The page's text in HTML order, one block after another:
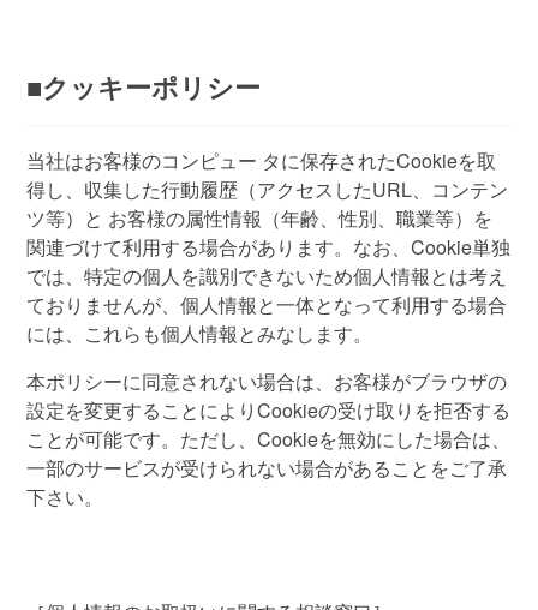
■クッキーポリシー
当社はお客様のコンピュー タに保存されたCookieを取
得し、収集した行動履歴（アクセスしたURL、コンテン
ツ等）と お客様の属性情報（年齢、性別、職業等）を
関連づけて利用する場合があります。なお、Cookie単独
では、特定の個人を識別できないため個人情報とは考え
ておりませんが、個人情報と一体となって利用する場合
には、これらも個人情報とみなします。
本ポリシーに同意されない場合は、お客様がブラウザの
設定を変更することによりCookieの受け取りを拒否する
ことが可能です。ただし、Cookieを無効にした場合は、
一部のサービスが受けられない場合があることをご了承
下さい。